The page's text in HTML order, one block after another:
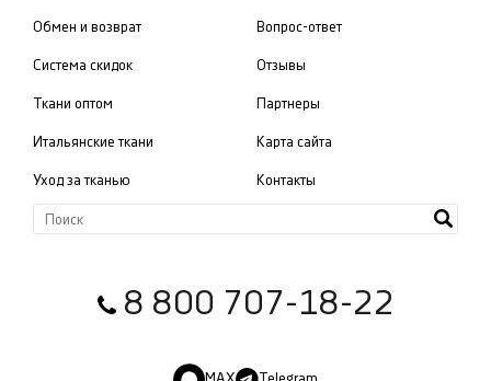
Обмен и возврат
Система скидок
Ткани оптом
Итальянские ткани
Уход за тканью
Вопрос-ответ
Отзывы
Партнеры
Карта сайта
Контакты
8 800 707-18-22